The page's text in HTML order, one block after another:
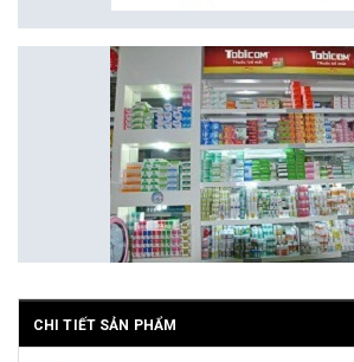
CHI TIẾT SẢN PHẨM